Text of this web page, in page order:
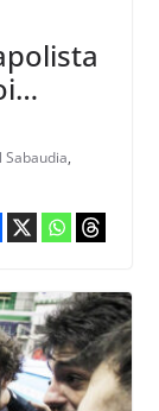
Sabaudia,